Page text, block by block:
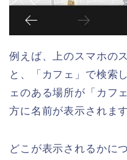
例えば、上のスマホの
と、「カフェ」で検索
ェのある場所が「カフ
方に名前が表示されます
どこが表示されるかに